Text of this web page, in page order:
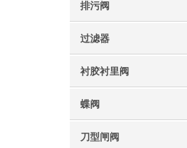
排污阀
过滤器
衬胶衬里阀
蝶阀
刀型闸阀